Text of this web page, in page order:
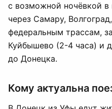
с возможной ночёвкой
через Самару,
федеральным трассам,
Куйбышево (2-4 часа) и
до Донецка.
Кому актуальна